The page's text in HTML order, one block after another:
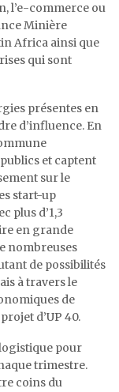
l’e-commerce ou
Minière
Africa ainsi que
qui sont
présentes en
d’influence. En
et captent
sur le
start-up
plus d’1,3
en grande
nombreuses
de possibilités
à travers le
de
d’UP 40.
pour
trimestre.
coins du